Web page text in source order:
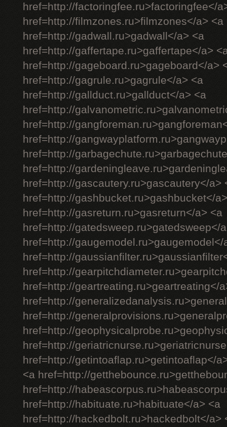
href=http://factoringfee.ru>factoringfee</
href=http://filmzones.ru>filmzones</a> <a
href=http://gadwall.ru>gadwall</a> <a
href=http://gaffertape.ru>gaffertape</a>
href=http://gageboard.ru>gageboard</a>
href=http://gagrule.ru>gagrule</a> <a
href=http://gallduct.ru>gallduct</a> <a
href=http://
href=http://
href=http://
href=http://
href=http://
href=http://gascautery.ru>gascautery</a>
href=http://gashbucket.ru>gashbucket</
href=http://gasreturn.ru>gasreturn</a> <a
href=http://gatedsweep.ru>gatedsweep</
href=http://gaugemodel.ru>gaugemodel</
href=http://
href=http://
href=http://geartreating.ru>geartreating</
href=http://
href=http://
href=http://
href=http://
href=http://getintoaflap.ru>getintoaflap</
<a href=http://
href=http://
href=http://habituate.ru>habituate</a> <a
href=http://hackedbolt.ru>hackedbolt</a>